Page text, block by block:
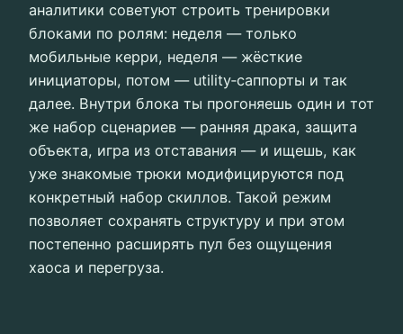
аналитики советуют строить тренировки
блоками по ролям: неделя — только
мобильные керри, неделя — жёсткие
инициаторы, потом — utility‑саппорты и так
далее. Внутри блока ты прогоняешь один и тот
же набор сценариев — ранняя драка, защита
объекта, игра из отставания — и ищешь, как
уже знакомые трюки модифицируются под
конкретный набор скиллов. Такой режим
позволяет сохранять структуру и при этом
постепенно расширять пул без ощущения
хаоса и перегруза.